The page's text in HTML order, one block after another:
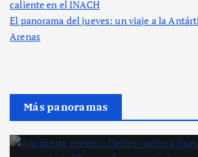
caliente en el INACH
El panorama del jueves: un viaje a la
Arenas
Más panoramas